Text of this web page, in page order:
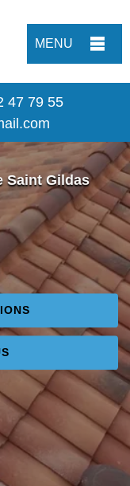
MENU
47 79 55
Saint Gildas